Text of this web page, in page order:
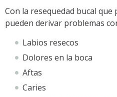
Con la resequedad bucal que
pueden derivar problemas
Labios resecos
Dolores en la boca
Aftas
Caries